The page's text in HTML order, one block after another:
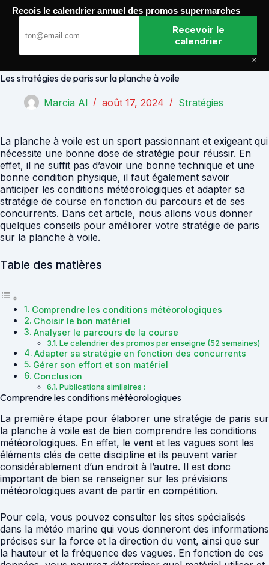
Passer
Les stratégies de paris sur la planche à voile
Marcia Al août 17, 2024 Stratégies
La planche à voile est un sport passionnant et exigeant qui
nécessite une bonne dose de stratégie pour réussir. En
effet, il ne suffit pas d’avoir une bonne technique et une
bonne condition physique, il faut également savoir
anticiper les conditions météorologiques et adapter sa
stratégie de course en fonction du parcours et de ses
concurrents. Dans cet article, nous allons vous donner
quelques conseils pour améliorer votre stratégie de paris
sur la planche à voile.
Table des matières
Comprendre les conditions météorologiques
Choisir le bon matériel
Analyser le parcours de la course
Le calendrier des promos par enseigne (52 semaines)
Adapter sa stratégie en fonction des concurrents
Gérer son effort et son matériel
Conclusion
Publications similaires :
Comprendre les conditions météorologiques
La première étape pour élaborer une stratégie de paris sur
la planche à voile est de bien comprendre les conditions
météorologiques. En effet, le vent et les vagues sont les
éléments clés de cette discipline et ils peuvent varier
considérablement d’un endroit à l’autre. Il est donc
important de bien se renseigner sur les prévisions
météorologiques avant de partir en compétition.
Pour cela, vous pouvez consulter les sites spécialisés
dans la météo marine qui vous donneront des informations
précises sur la force et la direction du vent, ainsi que sur
la hauteur et la fréquence des vagues. En fonction de ces
Recois le calendrier annuel des promos supermarches
Recevoir le
calendrier
×